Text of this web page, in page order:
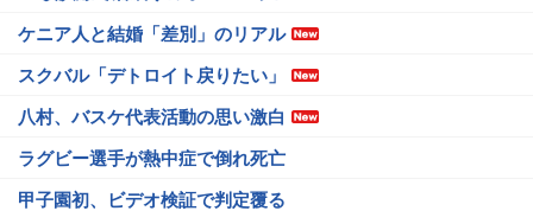
ケニア人と結婚「差別」のリアル
スクバル「デトロイト戻りたい」
八村、バスケ代表活動の思い激白
ラグビー選手が熱中症で倒れ死亡
甲子園初、ビデオ検証で判定覆る